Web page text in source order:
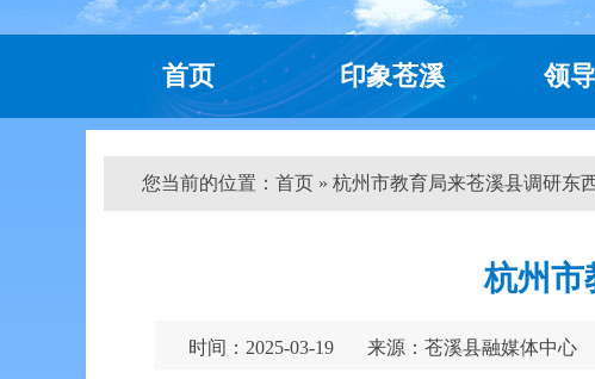
首页 印象苍溪 领
您当前的位置： 首页 » 杭州市教育局来苍溪县调研东
杭州市
时间：2025-03-19 来源：苍溪县融媒体中心